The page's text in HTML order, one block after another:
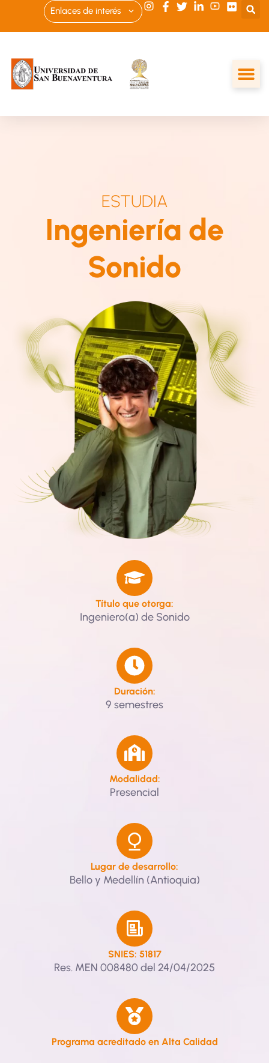
Enlaces de interés
ESTUDIA
Ingeniería de
Sonido
Título que otorga:
Ingeniero(a) de Sonido
Duración:
9 semestres
Modalidad:
Presencial
Lugar de desarrollo:
Bello y Medellín (Antioquia)
SNIES: 51817
Res. MEN 008480 del 24/04/2025
Programa acreditado en Alta Calidad